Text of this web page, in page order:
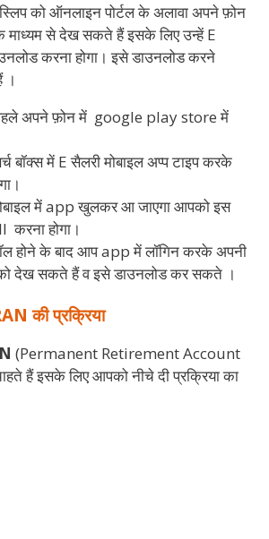
स्लिप को ऑनलाइन पोर्टल के अलावा अपने फ़ोन
से देख सकते हैं इसके लिए उन्हें E
करना होगा। इसे डाउनलोड करने
।
अपने फ़ोन में google play store में
बॉक्स में E सैलरी मोबाइल अप्प टाइप करके
में app खुलकर आ जाएगा आपको इस
होगा।
होने के बाद आप app में लॉगिन करके अपनी
देख सकते हैं व इसे डाउनलोड कर सकते ।
की प्रक्रिया
(Permanent Retirement Account
हैं इसके लिए आपको नीचे दी प्रक्रिया का